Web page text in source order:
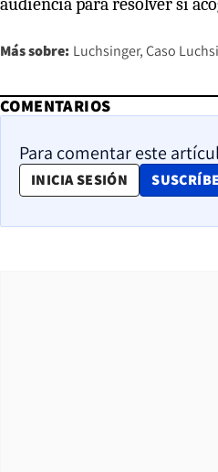
audiencia para resolver si
Más sobre: Luchsinger Caso
COMENTARIOS
Para comentar este
INICIA SESIÓN OPENS IN